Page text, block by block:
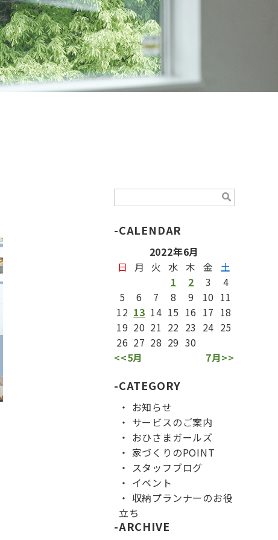
CALENDAR
2022年6月
日
月 火 水 木 金 土
1
2 3
4
5
6 7 8 9 10 11
12 13 14 15 16 17 18
19 20 21 22 23 24 25
26 27 28 29 30
<<5月
7月>>
CATEGORY
お知らせ
サービスのご案内
おひさまガールズ
家づくりのPOINT
スタッフブログ
イベント
収納プランナーのお役
立ち
ARCHIVE